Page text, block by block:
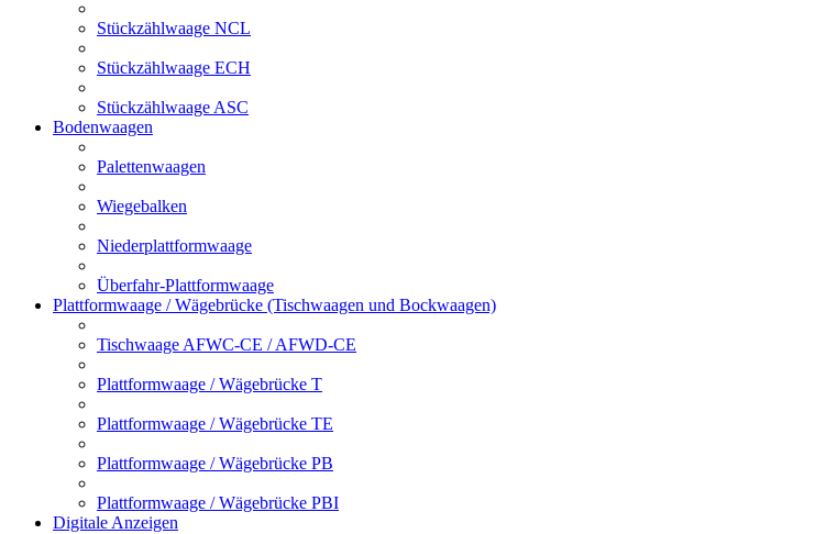
Stückzählwaage NCL
Stückzählwaage ECH
Stückzählwaage ASC
Bodenwaagen
Palettenwaagen
Wiegebalken
Niederplattformwaage
Überfahr-Plattformwaage
Plattformwaage / Wägebrücke (Tischwaagen und Bockwaagen)
Tischwaage AFWC-CE / AFWD-CE
Plattformwaage / Wägebrücke T
Plattformwaage / Wägebrücke TE
Plattformwaage / Wägebrücke PB
Plattformwaage / Wägebrücke PBI
Digitale Anzeigen